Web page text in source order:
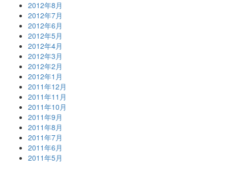
2012年8月
2012年7月
2012年6月
2012年5月
2012年4月
2012年3月
2012年2月
2012年1月
2011年12月
2011年11月
2011年10月
2011年9月
2011年8月
2011年7月
2011年6月
2011年5月